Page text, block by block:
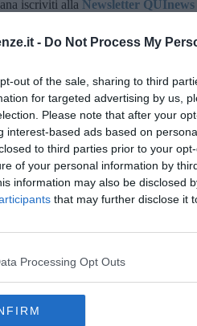
- Do Not Process My
out of the sale, sharing to third
for targeted advertising by us,
Please note that after your
interest-based ads based on
to third parties prior to your
of your personal information by
information may also be disclosed
that may further disclose it
Processing Opt Outs
iscriviti alla Newsletter
nella tua casella di posta.